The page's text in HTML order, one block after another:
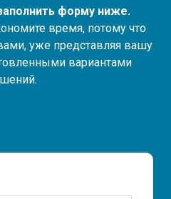
форму ниже.
время, потому что
уже представляя вашу
вариантами